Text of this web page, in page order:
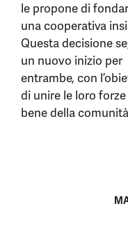
le propone di
una cooperativa
Questa decisione
un nuovo inizio per
entrambe, con
di unire le loro forze
bene della